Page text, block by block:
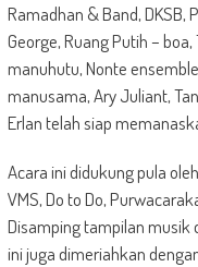
Ramadhan & Band, DKSB,
George, Ruang Putih –
manuhutu, Nonte
manusama, Ary Juliant,
Erlan telah siap
Acara ini didukung pula
VMS, Do to Do,
Disamping tampilan musik
ini juga dimeriahkan